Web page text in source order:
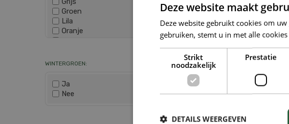
Groen
Lila
Oranje
Roze
Zwart
WINTERGROEN:
Ja
Nee
Deze website maakt
Deze website gebruikt cookies om
gebruiken, stemt u in met alle
Strikt
noodzakelijk
Prestatie
DETAILS WEERGEVEN